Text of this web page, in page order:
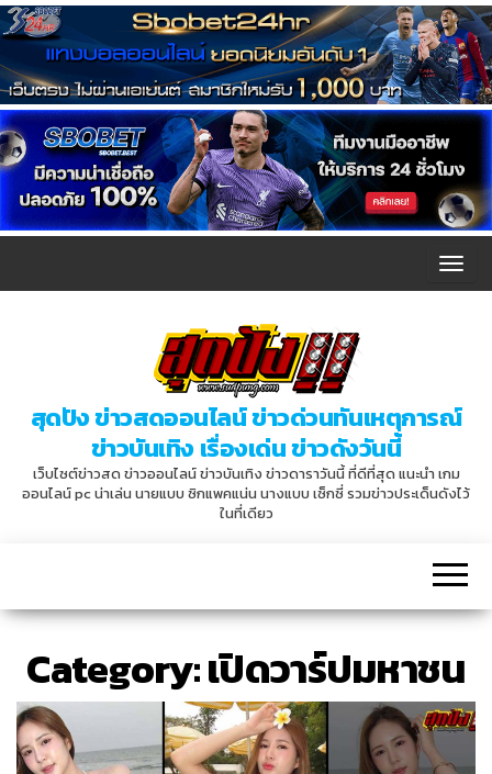
T
e
a
g
a
i
o
n
สุดปัง ข่าวสดออนไลน์ ข่าวด่วนทันเหตุการณ์
ข่าวบันเทิง เรื่องเด่น ข่าวดังวันนี้
เว็บไซต์ข่าวสด ข่าวออนไลน์ ข่าวบันเทิง ข่าวดาราวันนี้ ที่ดีที่สุด แนะนำ เกม
ออนไลน์ pc น่าเล่น นายแบบ ซิกแพคแน่น นางแบบ เซ็กซี่ รวมข่าวประเด็นดังไว้
ในที่เดียว
Category:เปิดวาร์ปมหาชน